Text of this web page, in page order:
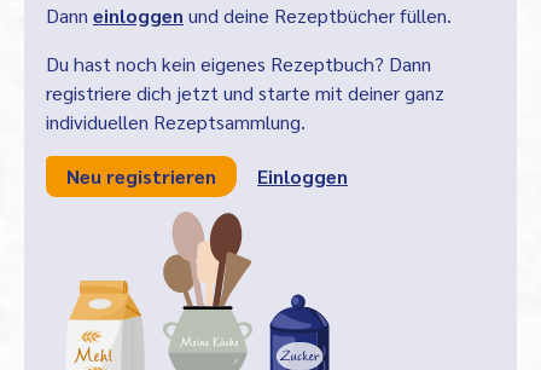
Dann einloggen und deine Rezeptbücher füllen.
Du hast noch kein eigenes Rezeptbuch? Dann
registriere dich jetzt und starte mit deiner ganz
individuellen Rezeptsammlung.
Neu registrieren Einloggen